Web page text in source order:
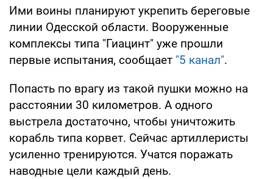
Ими воины планируют укрепить береговые
линии Одесской области. Вооруженные
комплексы типа "Гиацинт" уже прошли
первые испытания, сообщает "5 канал".
Попасть по врагу из такой пушки можно на
расстоянии 30 километров. А одного
выстрела достаточно, чтобы уничтожить
корабль типа корвет. Сейчас артиллеристы
усиленно тренируются. Учатся поражать
наводные цели каждый день.